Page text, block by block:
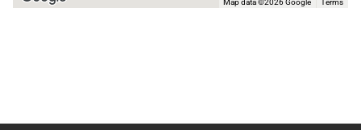
Map data ©2026 Google Terms